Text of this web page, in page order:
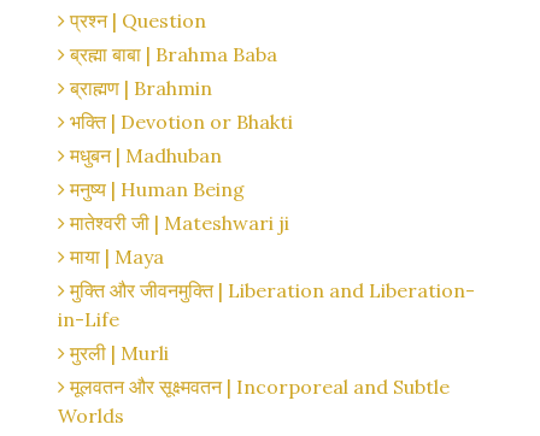
प्रश्न | Question
ब्रह्मा बाबा | Brahma Baba
ब्राह्मण | Brahmin
भक्ति | Devotion or Bhakti
मधुबन | Madhuban
मनुष्य | Human Being
मातेश्वरी जी | Mateshwari ji
माया | Maya
मुक्ति और जीवनमुक्ति | Liberation and Liberation-
in-Life
मुरली | Murli
मूलवतन और सूक्ष्मवतन | Incorporeal and Subtle
Worlds